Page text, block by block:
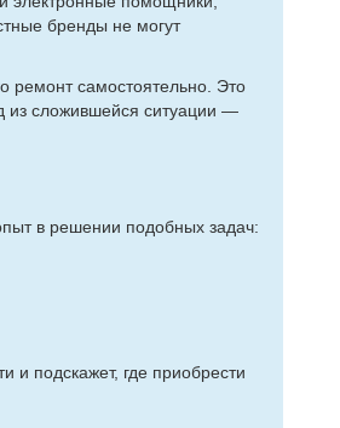
бренды не могут
ремонт самостоятельно. Это
из сложившейся ситуации —
в решении подобных задач:
и подскажет, где приобрести